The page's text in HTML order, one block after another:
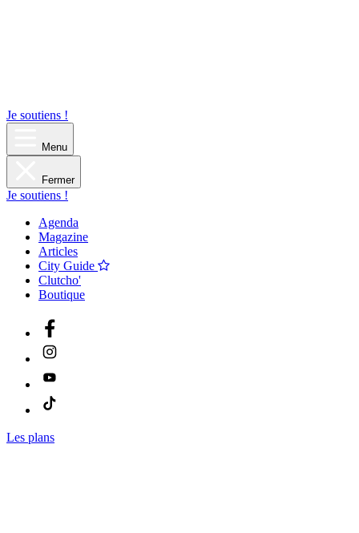
Je soutiens !
Menu
Fermer
Je soutiens !
Agenda
Magazine
Articles
City Guide
Clutcho'
Boutique
Les plans